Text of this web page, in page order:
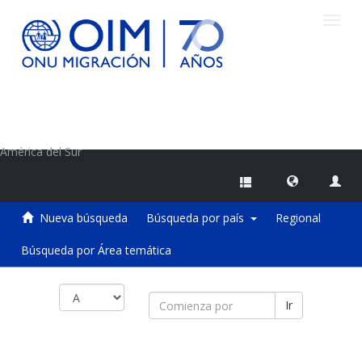
América del Sur
Nueva búsqueda Búsqueda por país Regional
Búsqueda por Área temática
Ir